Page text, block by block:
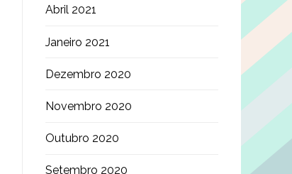
Abril 2021
Janeiro 2021
Dezembro 2020
Novembro 2020
Outubro 2020
Setembro 2020